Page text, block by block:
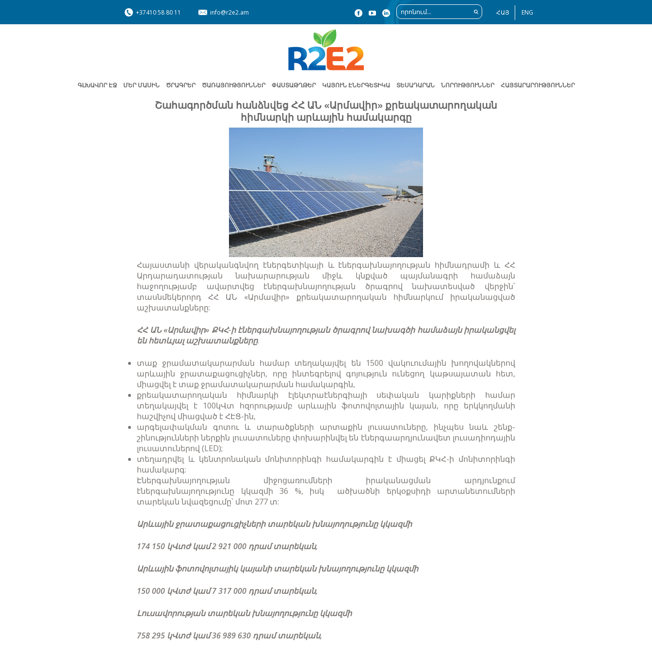
+37410 58 80 11 info@r2e2.am ՀԱՅ ENG
ԳԼԽԱՎՈՐ ԷՋ ՄԵՐ ՄԱՍԻՆ ԾՐԱԳՐԵՐ ԾԱՌԱՅՈՒԹՅՈՒՆՆԵՐ ՓԱՍՏԱԹՂԹԵՐ ԿԱՅՈՒՆ ԷՆԵՐԳԵՏԻԿԱ ՏԵՍԱԴԱՐԱՆ ՆՈՐՈՒԹՅՈՒՆՆԵՐ ՀԱՅՏԱՐԱՐՈՒԹՅՈՒՆՆԵՐ
Շահագործման հանձնվեց ՀՀ ԱՆ «Արմավիր» քրեակատարողական
հիմնարկի արևային համակարգը
Հայաստանի վերականգնվող էներգետիկայի և էներգախնայողության հիմնադրամի և ՀՀ
Արդարադատության նախարարության միջև կնքված պայմանագրի համաձայն
հաջողությամբ ավարտվեց էներգախնայողության ծրագրով նախատեսված վերջին՝
տասնմեկերորդ ՀՀ ԱՆ «Արմավիր» քրեակատարողական հիմնարկում իրականացված
աշխատանքները:
ՀՀ ԱՆ «Արմավիր» ՔԿՀ-ի էներգախնայողության ծրագրով նախագծի համաձայն իրականցվել
են հետևյալ աշխատանքները.
տաք ջրամատակարարման համար տեղակայվել են 1500 վակուումային խողովակներով
արևային ջրատաքացուցիչներ, որը ինտեգրելով գոյություն ունեցող կաթսայատան հետ,
միացվել է տաք ջրամատակարարման համակարգին,
քրեակատարողական հիմնարկի էլեկտրաէներգիայի սեփական կարիքների համար
տեղակայվել է 100կՎտ հզորությամբ արևային ֆոտովոլտային կայան, որը երկկողմանի
հաշվիչով միացված է ՀԷՑ-ին,
արգելափակման գոտու և տարածքների արտաքին լուսատուները, ինչպես նաև շենք-
շինությունների ներքին լուսատուները փոխարինվել են էներգաարդյունավետ լուսադիոդային
լուսատուներով (LED);
տեղադրվել և կենտրոնական մոնիտորինգի համակարգին է միացել ՔԿՀ-ի մոնիտորինգի
համակարգ:
Էներգախնայողության միջոցառումների իրականացման արդյունքում
էներգախնայողությունը կկազմի 36 %, իսկ ածխածնի երկօքսիդի արտանետումների
տարեկան նվազեցումը՝ մոտ 277 տ:
Արևային ջրատաքացուցիչների տարեկան խնայողությունը կկազմի
174 150 կՎտժ կամ 2 921 000 դրամ տարեկան,
Արևային ֆոտովոլտայիկ կայանի տարեկան խնայողությունը կկազմի
150 000 կՎտժ կամ 7 317 000 դրամ տարեկան,
Լուսավորության տարեկան խնայողությունը կկազմի
758 295 կՎտժ կամ 36 989 630 դրամ տարեկան,